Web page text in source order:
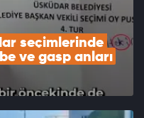
seçimlerinde
ve gasp anları